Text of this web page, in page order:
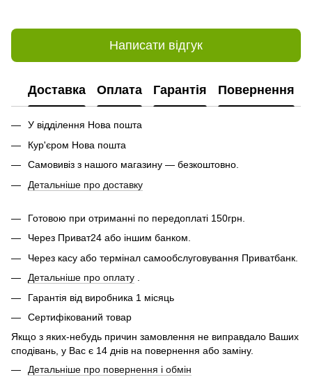
Написати відгук
Доставка Оплата Гарантія Повернення
У відділення Нова пошта
Кур'єром Нова пошта
Самовивіз з нашого магазину — безкоштовно.
Детальніше про доставку
Готовою при отриманні по передоплаті 150грн.
Через Приват24 або іншим банком.
Через касу або термінал самообслуговування Приватбанк.
Детальніше про оплату
Гарантія від виробника 1 місяць
Сертифікований товар
Якщо з яких-небудь причин замовлення не виправдало Ваших
сподівань, у Вас є 14 днів на повернення або заміну.
Детальніше про повернення і обмін